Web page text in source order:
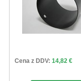
Cena z DDV: 14,82 €